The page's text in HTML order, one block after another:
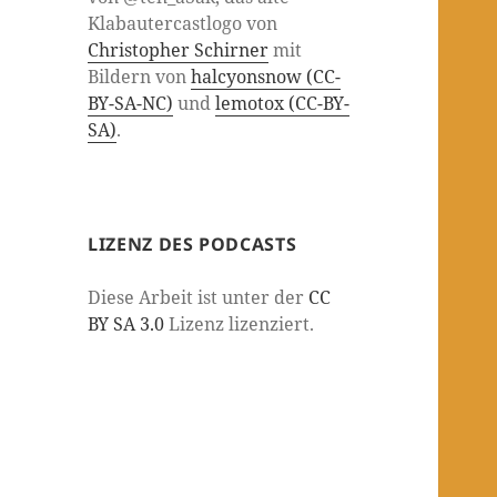
Klabautercastlogo von
Christopher Schirnermit
Bildern vonhalcyonsnow (CC-
BY-SA-NC) undlemotox (CC-BY-
SA).
LIZENZ DES PODCASTS
Diese Arbeit ist unter der CC
BY SA 3.0Lizenz lizenziert.